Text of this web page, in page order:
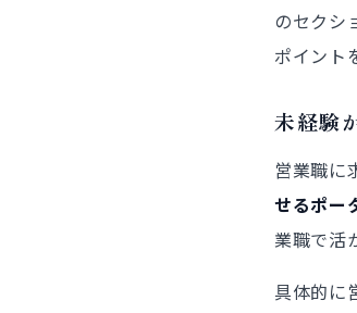
のセクシ
ポイント
未経験
営業職に
せるポー
業職で活
具体的に